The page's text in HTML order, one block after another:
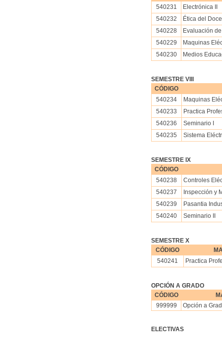
540231
Electrónica II
540232
Ética del
540228
Evaluación
540229
Maquinas
540230
Medios
SEMESTRE VIII
CÓDIGO
540234
Maquinas
540233
Practica
540236
Seminario I
540235
Sistema
SEMESTRE IX
CÓDIGO
540238
Controles
540237
Inspección y
540239
Pasantia
540240
Seminario II
SEMESTRE X
CÓDIGO
540241
Practica
OPCIÓN A GRADO
CÓDIGO
999999
Opción a
ELECTIVAS